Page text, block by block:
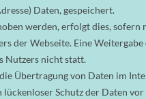
Daten, gespeichert.
werden, erfolgt dies, sofern
der Webseite. Eine
Nutzers nicht statt.
Übertragung von Daten im
lückenloser Schutz der Daten